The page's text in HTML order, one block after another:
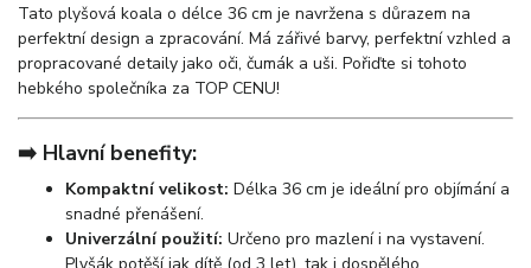
Tato plyšová koala o délce 36 cm je navržena s důrazem na
perfektní design a zpracování. Má zářivé barvy, perfektní vzhled a
propracované detaily jako oči, čumák a uši. Pořiďte si tohoto
hebkého společníka za TOP CENU!
➡️ Hlavní benefity:
Kompaktní velikost: Délka 36 cm je ideální pro objímání a
snadné přenášení.
Univerzální použití: Určeno pro mazlení i na vystavení.